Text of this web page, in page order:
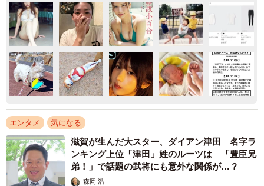
エンタメ 気になる
滋賀が生んだ大スター、ダイアン津田 名字ラ
ンキング上位「津田」姓のルーツは 「豊臣兄
弟！」で話題の武将にも意外な関係が…？
森岡 浩